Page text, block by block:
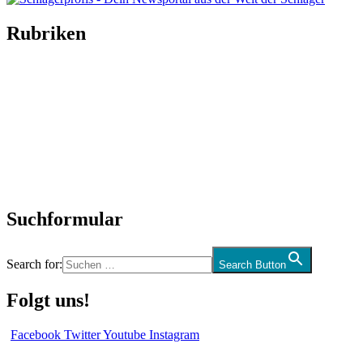
Rubriken
Suchformular
Search for: Search Button
Folgt uns!
Facebook TwitterYoutube Instagram